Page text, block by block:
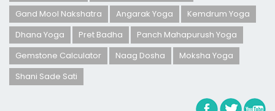
Gand Mool Nakshatra
Angarak Yoga
Kemdrum Yoga
Dhana Yoga
Pret Badha
Panch Mahapurush Yoga
Gemstone Calculator
Naag Dosha
Moksha Yoga
Shani Sade Sati